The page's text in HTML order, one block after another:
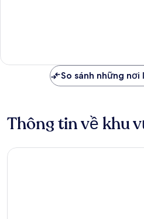
So sánh những
Thông tin về khu